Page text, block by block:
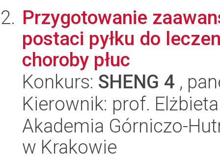
Przygotowanie
postaci pyłku do
choroby płuc
Konkurs: SHENG 4 ,
Kierownik: prof.
Akademia Górniczo-
w Krakowie